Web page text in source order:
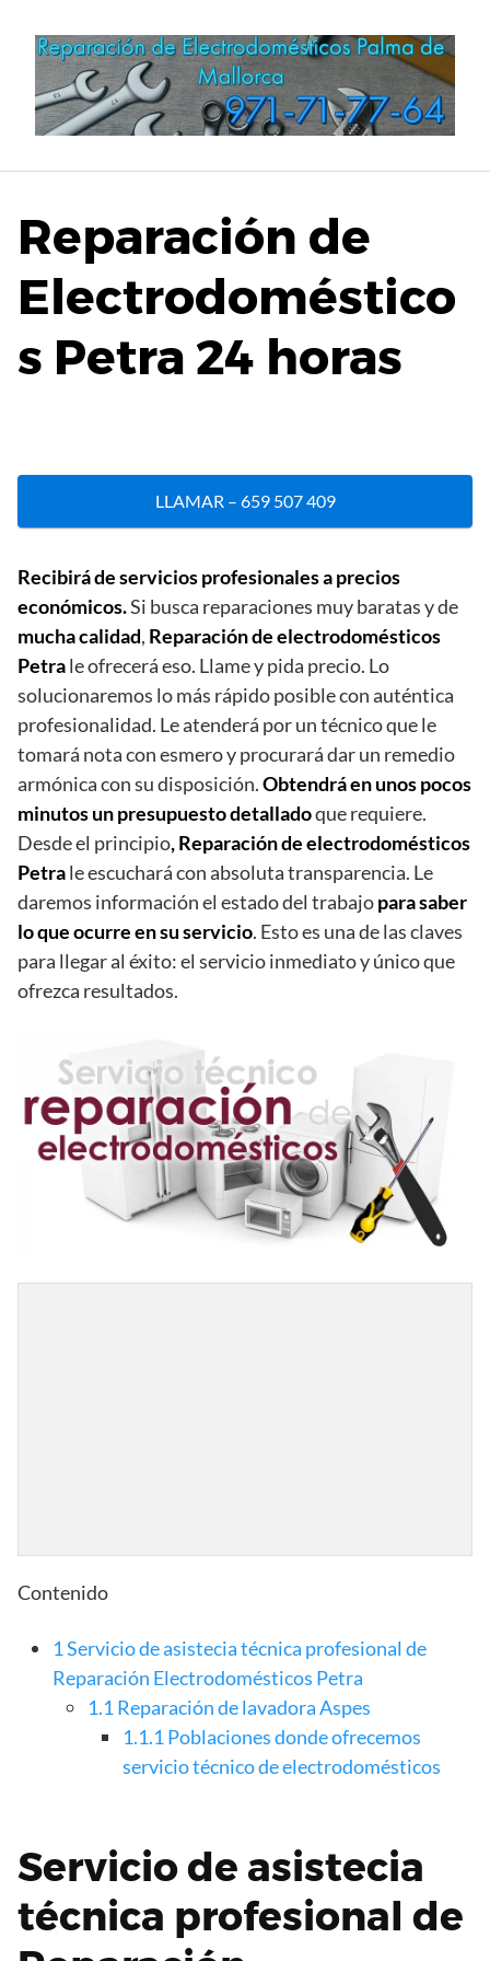
contenido
Reparación de
Electrodoméstico
s Petra 24 horas
LLAMAR – 659 507 409
Recibirá de servicios profesionales a precios
económicos.Si busca reparaciones muy baratas y de
mucha calidad, Reparación de electrodomésticos
Petrale ofrecerá eso. Llame y pida precio. Lo
solucionaremos lo más rápido posible con auténtica
profesionalidad. Le atenderá por un técnico que le
tomará nota con esmero y procurará dar un remedio
armónica con su disposición.Obtendrá en unos pocos
minutos un presupuesto detalladoque requiere.
Desde el principio, Reparación de electrodomésticos
Petrale escuchará con absoluta transparencia. Le
daremos información el estado del trabajopara saber
lo que ocurre en su servicio. Esto es una de las claves
para llegar al éxito: el servicio inmediato y único que
ofrezca resultados.
Contenido
1Servicio de asistecia técnica profesional de
Reparación Electrodomésticos Petra
1.1 Reparación de lavadora Aspes
1.1.1 Poblaciones donde ofrecemos
servicio técnico de electrodomésticos
Servicio de asistecia
técnica profesional de